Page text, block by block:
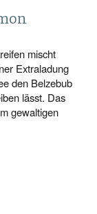
mischt
Extraladung
den Belzebub
lässt. Das
gewaltigen